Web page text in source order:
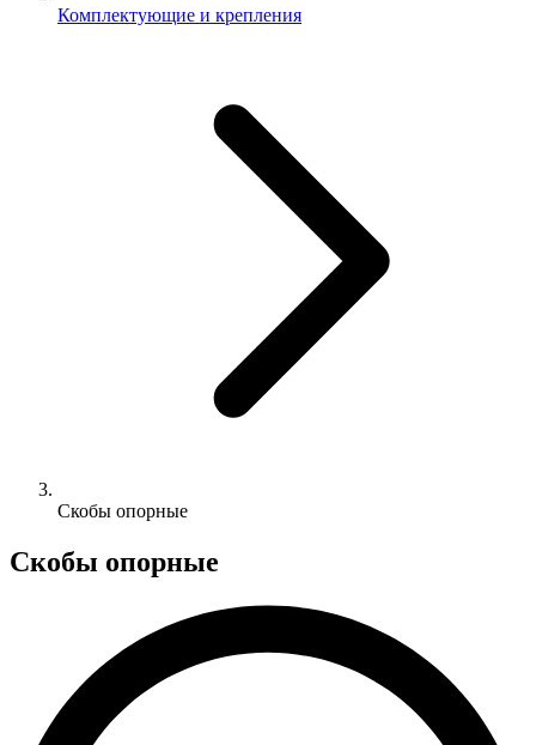
Комплектующие и крепления
Скобы опорные
Скобы опорные